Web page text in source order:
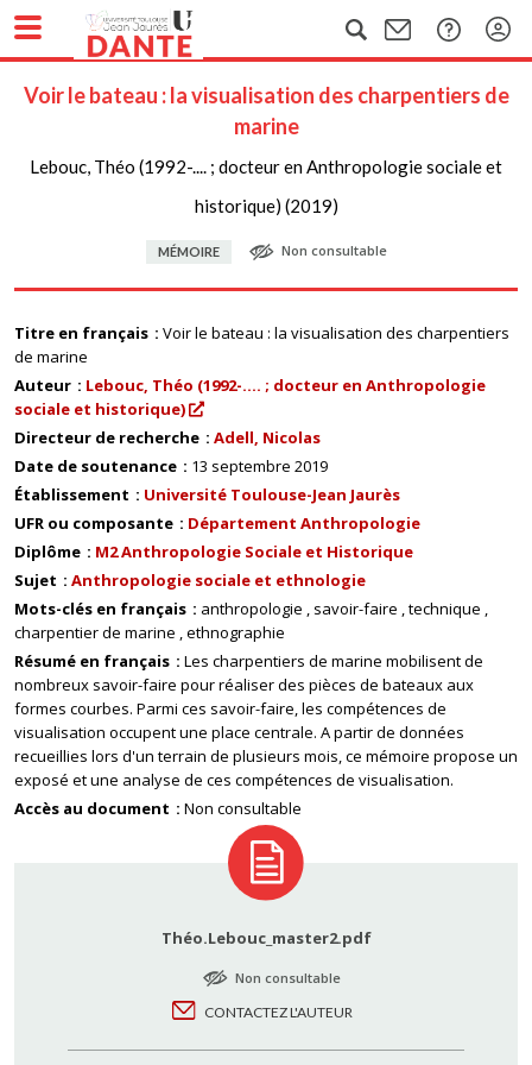
Voir le bateau : la visualisation des charpentiers de
marine
Lebouc, Théo (1992-.... ; docteur en Anthropologie sociale et
historique) (2019)
MÉMOIRE Non consultable
Titre en français
Voir le bateau : la visualisation des charpentiers
de marine
Auteur
Lebouc, Théo (1992-.... ; docteur en Anthropologie
sociale et historique)
Directeur de recherche
Adell, Nicolas
Date de soutenance
13 septembre 2019
Établissement
Université Toulouse-Jean Jaurès
UFR ou composante
Département Anthropologie
Diplôme
M2 Anthropologie Sociale et Historique
Sujet
Anthropologie sociale et ethnologie
Mots-clés en français
anthropologie savoir-faire technique
charpentier de marine ethnographie
Résumé en français
Les charpentiers de marine mobilisent de
nombreux savoir-faire pour réaliser des pièces de bateaux aux
formes courbes. Parmi ces savoir-faire, les compétences de
visualisation occupent une place centrale. A partir de données
recueillies lors d'un terrain de plusieurs mois, ce mémoire propose un
exposé et une analyse de ces compétences de visualisation.
Accès au document
Non consultable
Théo.Lebouc_master2.pdf
Non consultable
CONTACTEZ L'AUTEUR